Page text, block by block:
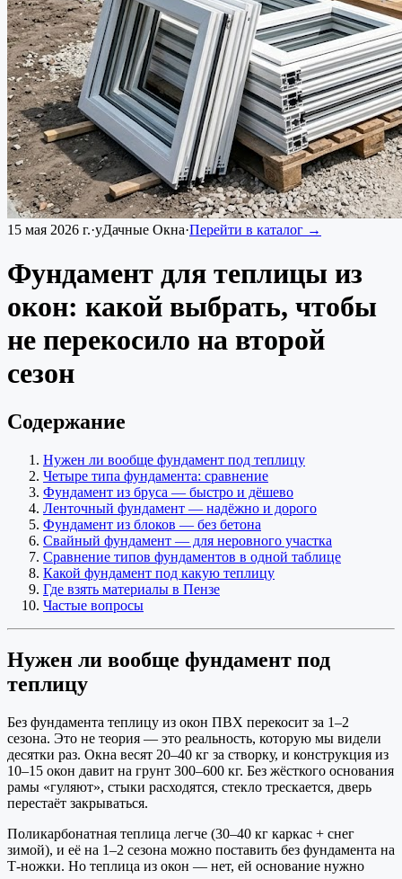
15 мая 2026 г.·уДачные Окна·Перейти в каталог →
Фундамент для теплицы из
окон: какой выбрать, чтобы
не перекосило на второй
сезон
Содержание
Нужен ли вообще фундамент под теплицу
Четыре типа фундамента: сравнение
Фундамент из бруса — быстро и дёшево
Ленточный фундамент — надёжно и дорого
Фундамент из блоков — без бетона
Свайный фундамент — для неровного участка
Сравнение типов фундаментов в одной таблице
Какой фундамент под какую теплицу
Где взять материалы в Пензе
Частые вопросы
Нужен ли вообще фундамент под
теплицу
Без фундамента теплицу из окон ПВХ перекосит за 1–2
сезона. Это не теория — это реальность, которую мы видели
десятки раз. Окна весят 20–40 кг за створку, и конструкция из
10–15 окон давит на грунт 300–600 кг. Без жёсткого основания
рамы «гуляют», стыки расходятся, стекло трескается, дверь
перестаёт закрываться.
Поликарбонатная теплица легче (30–40 кг каркас + снег
зимой), и её на 1–2 сезона можно поставить без фундамента на
Т-ножки. Но теплица из окон — нет, ей основание нужно